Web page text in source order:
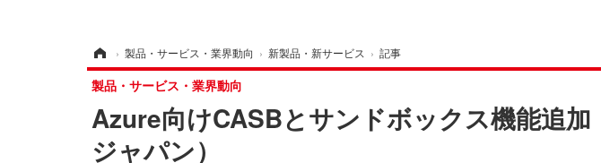
› 製品・サービス・業界動向 › 新製品・新サービス › 記事
Azure向けCASBとサンドボックス機能追加
ジャパン）
製品・サービス・業界動向